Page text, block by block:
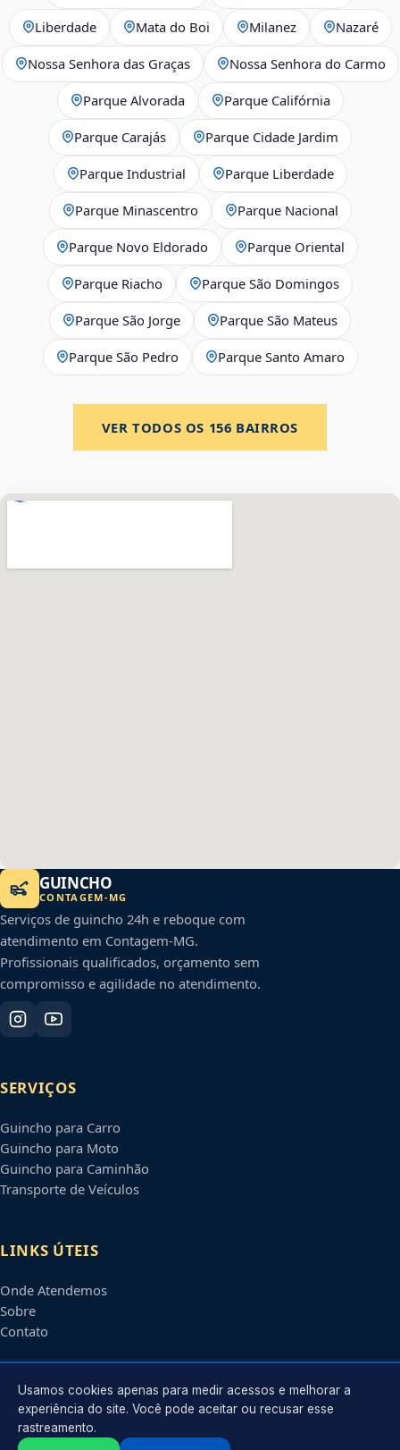
Liberdade Mata do Boi Milanez Nazaré
Nossa Senhora das Graças Nossa Senhora do Carmo
Parque Alvorada Parque Califórnia
Parque Carajás Parque Cidade Jardim
Parque Industrial Parque Liberdade
Parque Minascentro Parque Nacional
Parque Novo Eldorado Parque Oriental
Parque Riacho Parque São Domingos
Parque São Jorge Parque São Mateus
Parque São Pedro Parque Santo Amaro
VER TODOS OS 156 BAIRROS
GUINCHO
CONTAGEM-MG
Serviços de guincho 24h e reboque com
atendimento em Contagem-MG.
Profissionais qualificados, orçamento sem
compromisso e agilidade no atendimento.
SERVIÇOS
Guincho para Carro
Guincho para Moto
Guincho para Caminhão
Transporte de Veículos
LINKS ÚTEIS
Onde Atendemos
Sobre
Contato
CONTATO
Atendimento em
Usamos cookies apenas para medir acessos e melhorar a
experiência do site. Você pode aceitar ou recusar esse
rastreamento.